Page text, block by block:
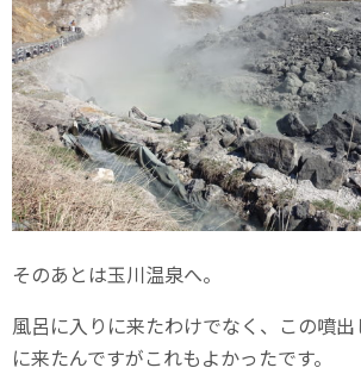
そのあとは玉川温泉へ。
風呂に入りに来たわけでなく、この噴
に来たんですがこれもよかったです。